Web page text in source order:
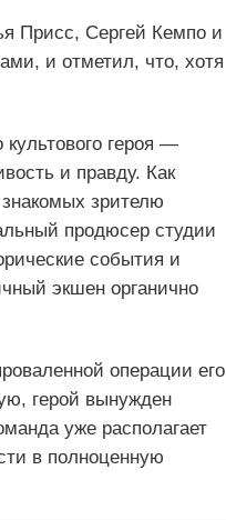
Присс, Сергей Кемпо и
и отметил, что, хотя
героя —
и правду. Как
зрителю
продюсер студии
события и
экшен органично
операции его
герой вынужден
уже располагает
в полноценную